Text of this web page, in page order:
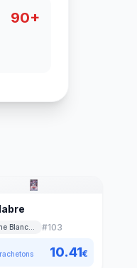
90+
#103
10.41€